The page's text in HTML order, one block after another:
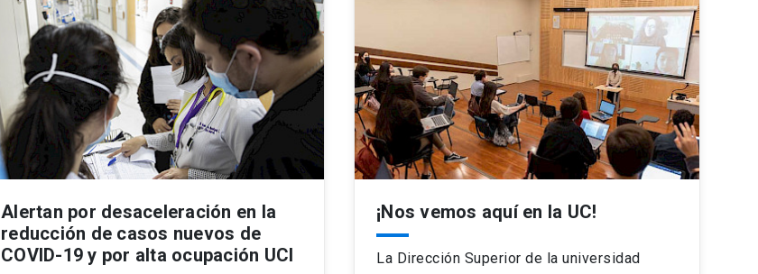
Alertan por desaceleración en la
reducción de casos nuevos de
COVID-19 y por alta ocupación UCI
¡Nos vemos aquí en la UC!
La Dirección Superior de la universidad